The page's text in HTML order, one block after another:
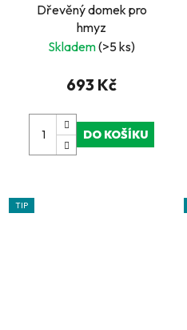
Dřevěný domek pro
hmyz
Skladem(>5 ks)
693 Kč
DO KOŠÍKU
TIP